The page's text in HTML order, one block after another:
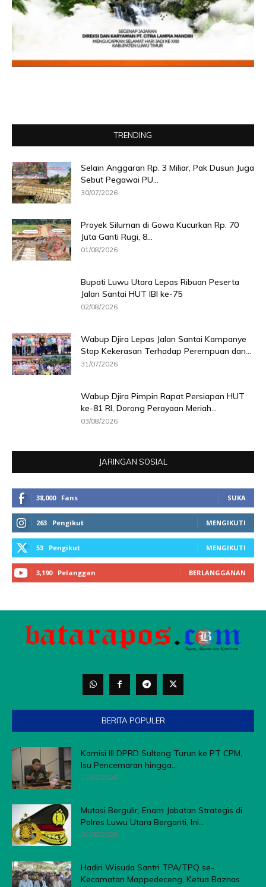
BERITA POPULER
Komisi III DPRD Sulteng Turun ke PT CPM,
Isu Pencemaran hingga...
31/07/2026
Mutasi Bergulir, Enam Jabatan Strategis di
Polres Luwu Utara Berganti, Ini...
01/08/2026
Hadiri Wisuda Santri TPA/TPQ se-
Kecamatan Mappedeceng, Ketua Baznas